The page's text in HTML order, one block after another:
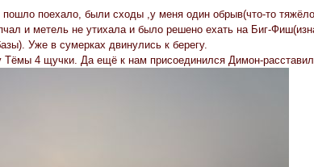
поехало, были сходы ,у меня один обрыв(что-то
и метель не утихала и было решено ехать на Биг-
Уже в сумерках двинулись к берегу.
Тёмы 4 щучки. Да ещё к нам присоединился Димон-